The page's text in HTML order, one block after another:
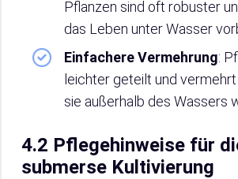
Pflanzen sind oft robuster
das Leben unter Wasser
Einfachere Vermehrung:
leichter geteilt und
sie außerhalb des Wassers
4.2 Pflegehinweise für
submerse Kultivierung